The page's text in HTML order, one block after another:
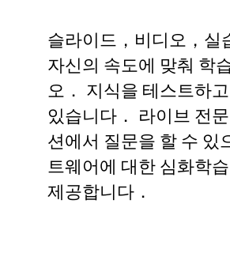
슬라이드，비디오，실
자신의 속도에 맞춰 학
오． 지식을 테스트하
있습니다． 라이브 전문
션에서 질문을 할 수 있
트웨어에 대한 심화학
제공합니다．